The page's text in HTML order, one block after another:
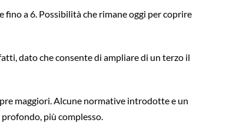
a 6. Possibilità che rimane oggi per coprire
dato che consente di ampliare di un terzo il
maggiori. Alcune normative introdotte e un
più complesso.